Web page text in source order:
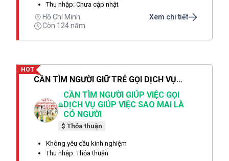
Thu nhập: Chưa cập nhật
Hồ Chí Minh
Còn 124 năm
Xem chi tiết
CẦN TÌM NGƯỜI GIỮ TRẺ GỌI DỊCH VỤ SAO MAI CHỊ THẢO LÀ CÓ NGƯỜI SAU 1 PHÚT
CẦN TÌM NGƯỜI GIÚP VIỆC GỌI
DỊCH VỤ GIÚP VIỆC SAO MAI LÀ
CÓ NGƯỜI
$ Thỏa thuận
Không yêu cầu kinh nghiệm
Thu nhập: Thỏa thuận
HOT